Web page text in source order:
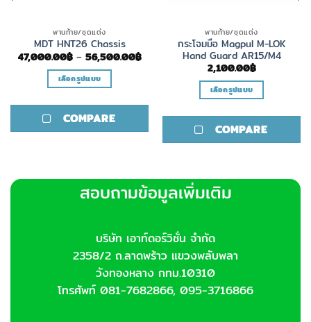
พานท้าย/ชุดแต่ง
MDT HNT26 Chassis
47,000.00฿ – 56,500.00฿Price
range:
เลือกรูปแบบ
product
has
options
may
the
product
page
COMPARE
พานท้าย/ชุดแต่ง
กระโจมมือ Magpul M-LOK
Hand Guard AR15/M4
2,100.00฿
เลือกรูปแบบ
product
has
The
options
on
page
COMPARE
สอบถามข้อมูลเพิ่มเติม
บริษัท เอาท์ดอร์วิชั่น จำกัด
2358/2 ถ.ลาดพร้าว แขวงพลับพลา
วังทองหลาง กทม.10310
โทรศัพท์ 081-7682866, 095-3716866